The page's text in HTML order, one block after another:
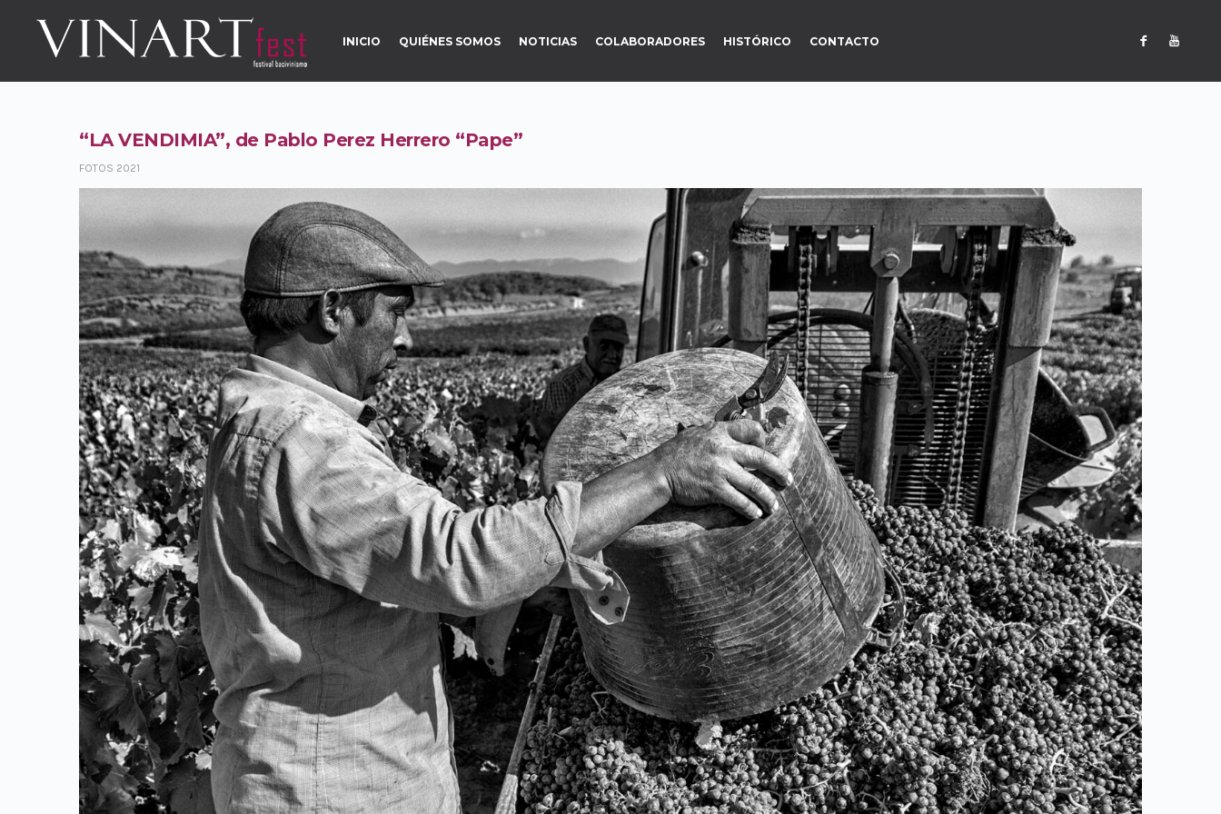
INICIO QUIÉNES SOMOS NOTICIAS COLABORADORES HISTÓRICO CONTACTO
“LA VENDIMIA”, de Pablo Perez Herrero “Pape”
FOTOS 2021